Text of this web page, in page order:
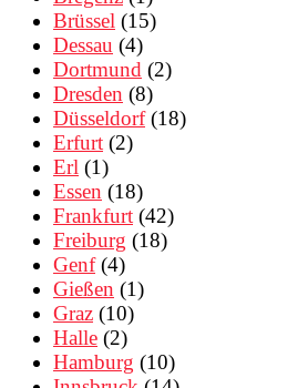
Brüssel (15)
Dessau (4)
Dortmund (2)
Dresden (8)
Düsseldorf(18)
Erfurt (2)
Erl (1)
Essen (18)
Frankfurt (42)
Freiburg (18)
Genf(4)
Gießen (1)
Graz (10)
Halle (2)
Hamburg (10)